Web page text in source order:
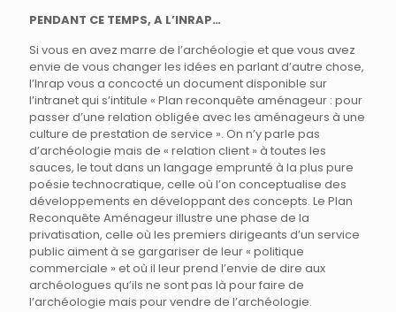
PENDANT CE TEMPS, A L’INRAP…
Si vous en avez marre de l’archéologie et que vous avez
envie de vous changer les idées en parlant d’autre chose,
l’Inrap vous a concocté un document disponible sur
l’intranet qui s’intitule « Plan reconquête aménageur : pour
passer d’une relation obligée avec les aménageurs à une
culture de prestation de service ». On n’y parle pas
d’archéologie mais de « relation client » à toutes les
sauces, le tout dans un langage emprunté à la plus pure
poésie technocratique, celle où l’on conceptualise des
développements en développant des concepts. Le Plan
Reconquête Aménageur illustre une phase de la
privatisation, celle où les premiers dirigeants d’un service
public aiment à se gargariser de leur « politique
commerciale » et où il leur prend l’envie de dire aux
archéologues qu’ils ne sont pas là pour faire de
l’archéologie mais pour vendre de l’archéologie.